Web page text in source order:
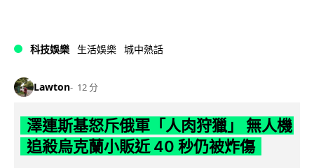
科技娛樂 生活娛樂 城中熱話
Lawton 12 分
澤連斯基怒斥俄軍「人肉狩獵」 無人機
追殺烏克蘭小販近 40 秒仍被炸傷